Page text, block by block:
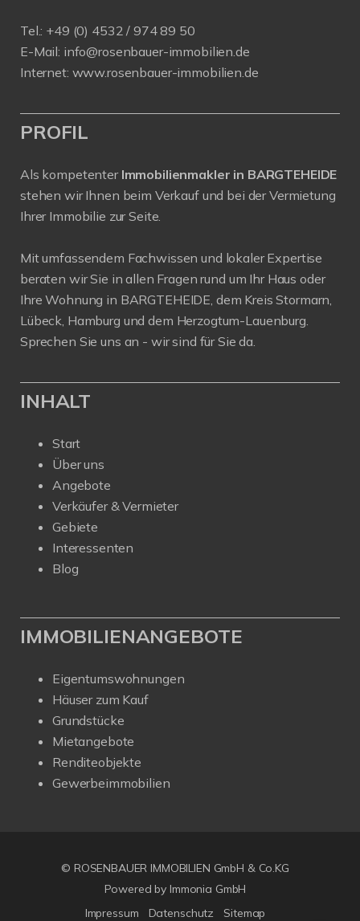
Tel.: +49 (0) 4532 / 974 89 50
E-Mail: info@rosenbauer-immobilien.de
Internet: www.rosenbauer-immobilien.de
PROFIL
Als kompetenter Immobilienmakler in BARGTEHEIDE
stehen wir Ihnen beim Verkauf und bei der Vermietung
Ihrer Immobilie zur Seite.
Mit umfassendem Fachwissen und lokaler Expertise
beraten wir Sie in allen Fragen rund um Ihr Haus oder
Ihre Wohnung in BARGTEHEIDE, dem Kreis Stormarn,
Lübeck, Hamburg und dem Herzogtum-Lauenburg.
Sprechen Sie uns an - wir sind für Sie da.
INHALT
Start
Über uns
Angebote
Verkäufer & Vermieter
Gebiete
Interessenten
Blog
IMMOBILIENANGEBOTE
Eigentumswohnungen
Häuser zum Kauf
Grundstücke
Mietangebote
Renditeobjekte
Gewerbeimmobilien
© ROSENBAUER IMMOBILIEN GmbH & Co.KG
Powered by Immonia GmbH
Impressum
Datenschutz Sitemap